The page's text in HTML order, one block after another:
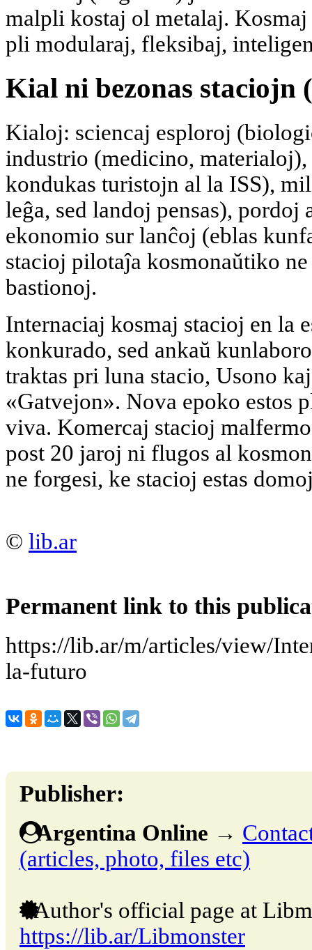
malpli kostaj ol metalaj. Kosmaj
pli modularaj, fleksibaj,
Kial ni bezonas staciojn
Kialoj: sciencaj esploroj
industrio (medicino,
kondukas turistojn al la ISS),
leĝa, sed landoj pensas),
ekonomio sur lanĉoj (eblas
stacioj pilotaĵa kosmonaŭtiko
bastionoj.
Internaciaj kosmaj stacioj en la
konkurado, sed ankaŭ
traktas pri luna stacio, Usono
«Gatvejon». Nova epoko estos
viva. Komercaj stacioj
post 20 jaroj ni flugos al
ne forgesi, ke stacioj estas
© lib.ar
Permanent link to this
https://lib.ar/m/articles/view/
la-futuro
Publisher:
Argentina Online →
(articles, photo, files etc)
Author's official page at
https://lib.ar/Libmonster